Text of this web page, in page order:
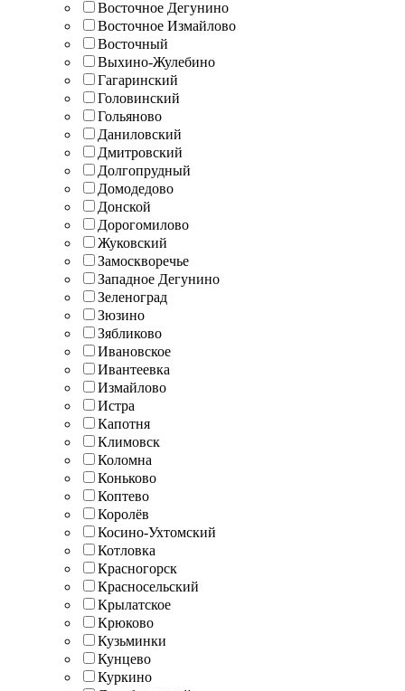
Восточное Дегунино
Восточное Измайлово
Восточный
Выхино-Жулебино
Гагаринский
Головинский
Гольяново
Даниловский
Дмитровский
Долгопрудный
Домодедово
Донской
Дорогомилово
Жуковский
Замоскворечье
Западное Дегунино
Зеленоград
Зюзино
Зябликово
Ивановское
Ивантеевка
Измайлово
Истра
Капотня
Климовск
Коломна
Коньково
Коптево
Королёв
Косино-Ухтомский
Котловка
Красногорск
Красносельский
Крылатское
Крюково
Кузьминки
Кунцево
Куркино